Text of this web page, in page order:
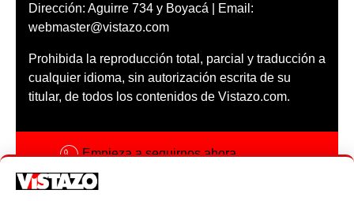
Dirección: Aguirre 734 y Boyacá | Email:
webmaster@vistazo.com
Prohibida la reproducción total, parcial y traducción a
cualquier idioma, sin autorización escrita de su
titular, de todos los contenidos de Vistazo.com.
Empieza a seguirnos ahora